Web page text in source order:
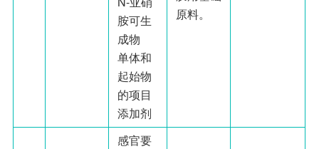
胺可生
成物
单体和
起始物
的项目
添加剂
原料。
感官要